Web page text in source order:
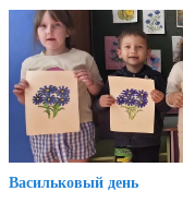
Васильковый день